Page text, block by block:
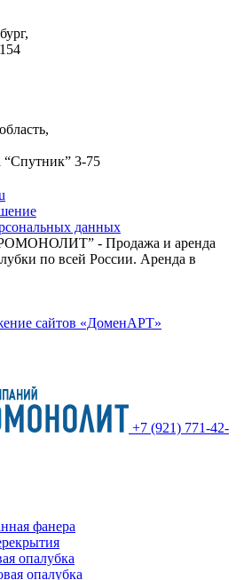
“Спутник” 3-75
данных
- Продажа и аренда
по всей России. Аренда в
+7 (921) 771-42-
фанера
опалубка
опалубка